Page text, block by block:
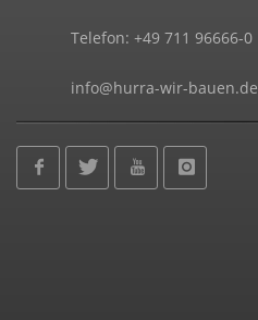
Telefon: +49 711 96666-0
info@hurra-wir-bauen.de